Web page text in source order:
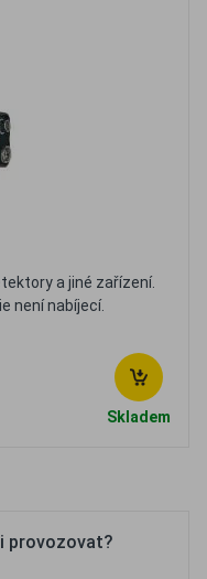
a jiné zařízení.
není nabíjecí.
Skladem
provozovat?